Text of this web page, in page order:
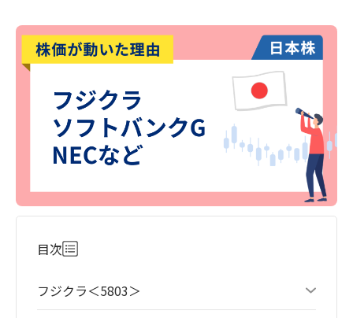
目次
フジクラ＜5803＞